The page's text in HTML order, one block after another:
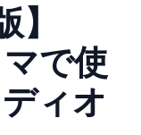
で使
ィオ